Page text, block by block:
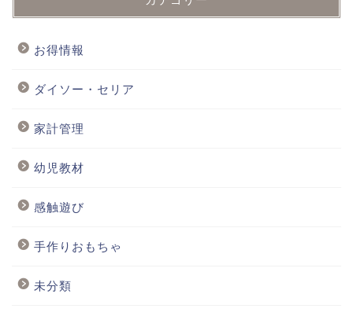
お得情報
ダイソー・セリア
家計管理
幼児教材
感触遊び
手作りおもちゃ
未分類